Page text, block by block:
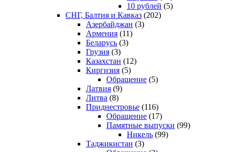
10 рублей (5)
СНГ, Балтия и Кавказ (202)
Азербайджан (3)
Армения (11)
Беларусь (3)
Грузия (3)
Казахстан (12)
Киргизия (5)
Обращение (5)
Латвия (9)
Литва (8)
Приднестровье (116)
Обращение (17)
Памятные выпуски (99)
Никель (99)
Таджикистан (3)